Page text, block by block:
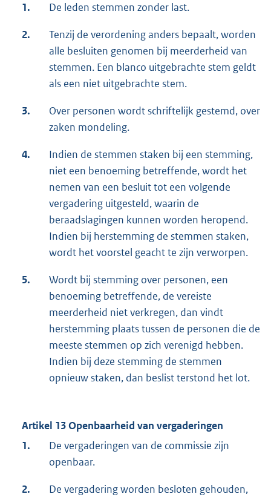
1.
De leden stemmen zonder last.
2.
Tenzij de verordening anders bepaalt, worden
alle besluiten genomen bij meerderheid van
stemmen. Een blanco uitgebrachte stem geldt
als een niet uitgebrachte stem.
3.
Over personen wordt schriftelijk gestemd, over
zaken mondeling.
4.
Indien de stemmen staken bij een stemming,
niet een benoeming betreffende, wordt het
nemen van een besluit tot een volgende
vergadering uitgesteld, waarin de
beraadslagingen kunnen worden heropend.
Indien bij herstemming de stemmen staken,
wordt het voorstel geacht te zijn verworpen.
5.
Wordt bij stemming over personen, een
benoeming betreffende, de vereiste
meerderheid niet verkregen, dan vindt
herstemming plaats tussen de personen die de
meeste stemmen op zich verenigd hebben.
Indien bij deze stemming de stemmen
opnieuw staken, dan beslist terstond het lot.
Artikel 13 Openbaarheid van vergaderingen
1.
De vergaderingen van de commissie zijn
openbaar.
2.
De vergadering worden besloten gehouden,